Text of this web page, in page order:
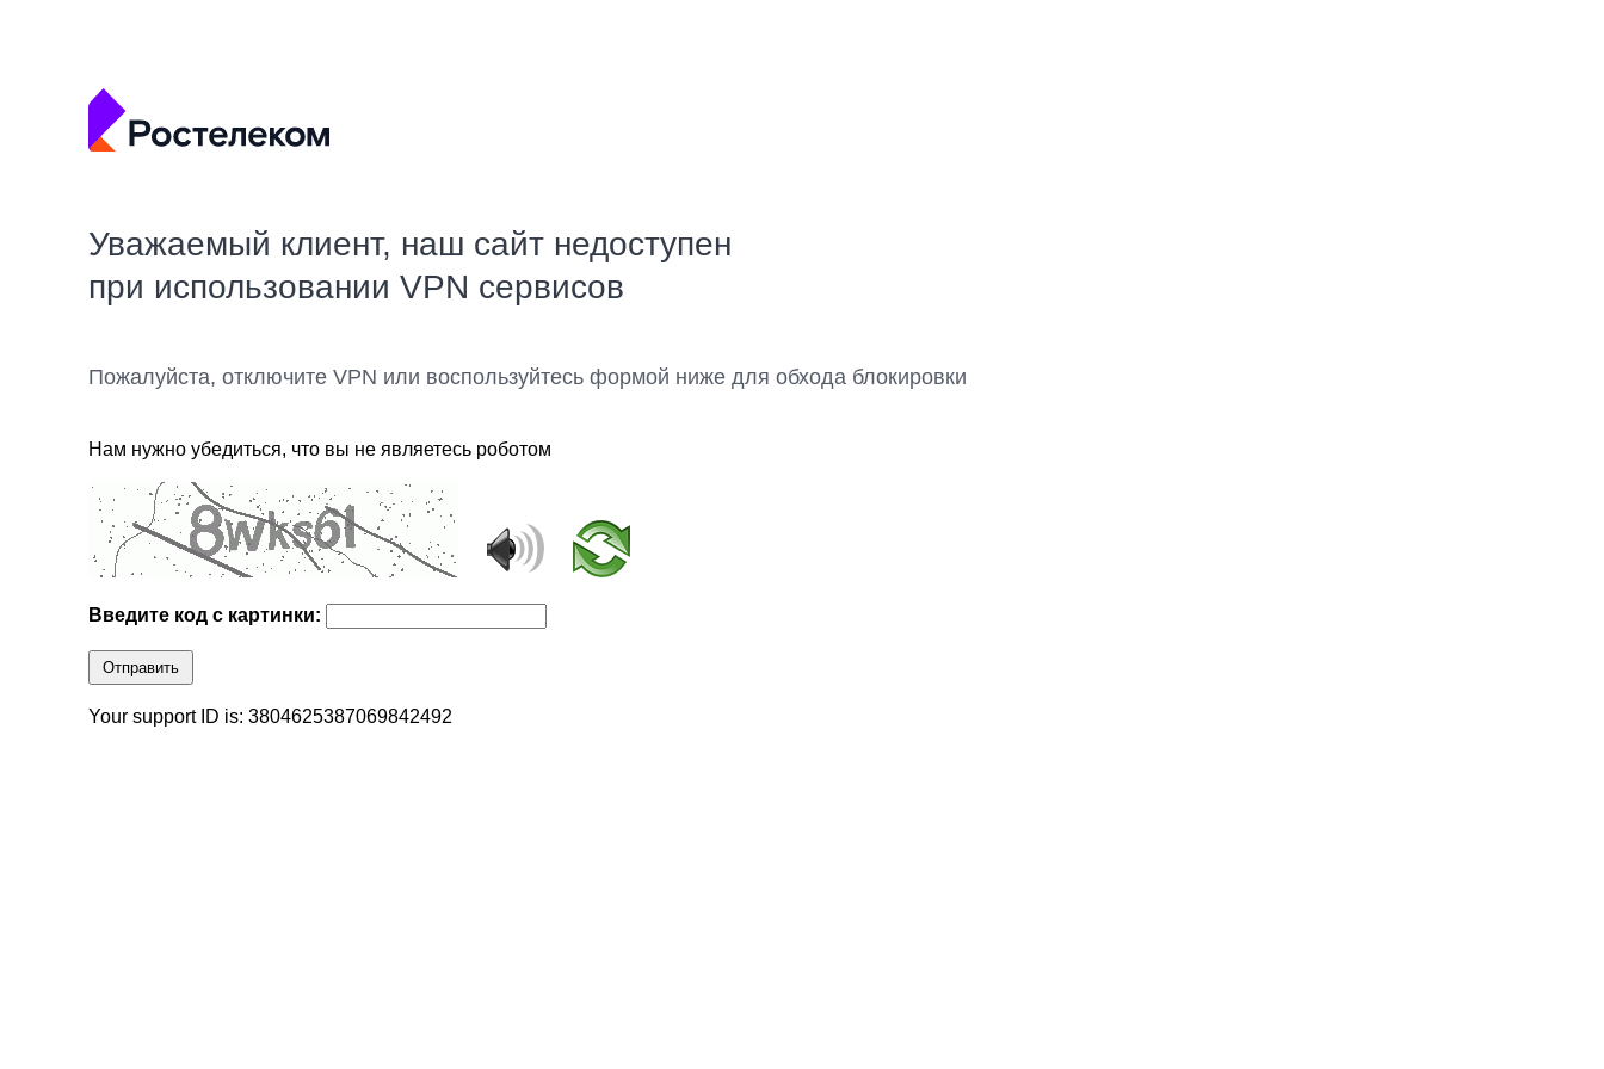
Уважаемый клиент, наш сайт недоступен
при использовании VPN сервисов
Пожалуйста, отключите VPN или воспользуйтесь формой ниже для обхода блокировки
Нам нужно убедиться, что вы не являетесь роботом
Введите код с картинки:
Отправить
Your support ID is: 3804625387069842492